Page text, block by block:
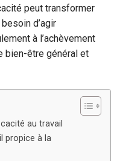
peut transformer
d’agir
à l’achèvement
bien-être général et
au travail
propice à la